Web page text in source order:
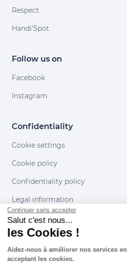
Respect
Handi'Spot
Follow us on
Facebook
Instagram
Confidentiality
Cookie settings
Cookie policy
Confidentiality policy
Legal information
Conditions of use
Our partners
Continuer sans accepter
Salut c'est nous...
les Cookies !
Aidez-nous à améliorer nos services en
acceptant les cookies.